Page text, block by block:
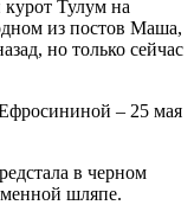
Тулум на
из постов Маша,
но только сейчас
– 25 мая
в черном
шляпе.